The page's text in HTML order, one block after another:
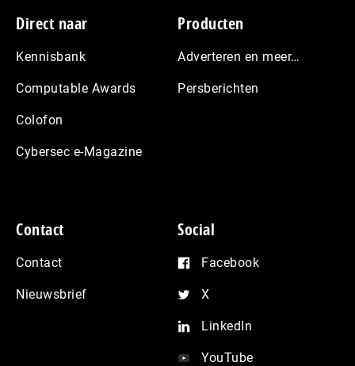
Footer
Direct naar
Kennisbank
Computable Awards
Colofon
Cybersec e-Magazine
Producten
Adverteren en meer…
Persberichten
Contact
Contact
Nieuwsbrief
Social
Facebook
X
LinkedIn
YouTube